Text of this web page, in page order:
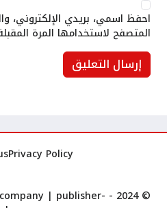
احفظ اسمي، بريدي الإلكتروني،
المتصفح لاستخدامها المرة
Privacy Policy
© 2024 - All Rights Reserved to a company |
publisher-